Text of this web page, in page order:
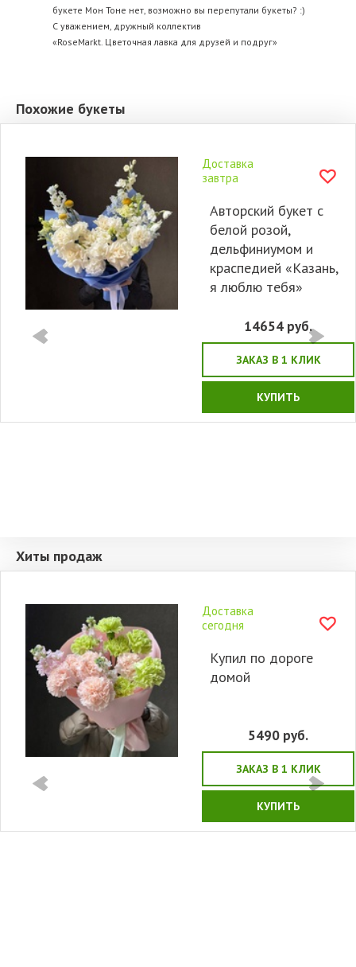
букете Мон Тоне нет, возможно вы перепутали букеты? :)
С уважением, дружный коллектив
«RoseMarkt. Цветочная лавка для друзей и подруг»
Похожие букеты
Доставка
завтра
Авторский букет с
белой розой,
дельфиниумом и
краспедией «Казань,
я люблю тебя»
14654 руб.
ЗАКАЗ В 1 КЛИК
КУПИТЬ
Хиты продаж
Доставка
сегодня
Купил по дороге
домой
5490 руб.
ЗАКАЗ В 1 КЛИК
КУПИТЬ